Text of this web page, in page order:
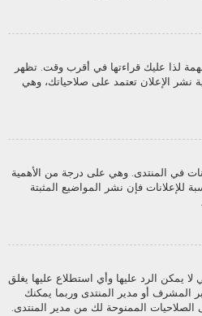
لذا عليك قراءتها في أقرب وقت. تظهر
نشر الإعلان تعتمد على صلاحياتك، وهي
في المنتدى. وهي على درجة من الأهمية
للإعلانات فإن نشر المواضيع المثبتة
يمكن الرد عليها وأي استطلاع عليها يغلق
المشرف أو مدير المنتدى وربما يمكنك
الصلاحيات الممنوحة لك من مدير المنتدى.